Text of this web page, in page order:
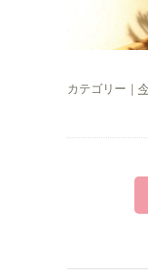
カテゴリー｜